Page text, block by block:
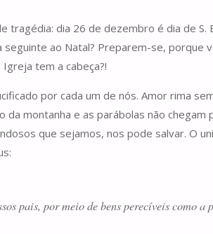
tragédia: dia 26 de dezembro é dia de
ao Natal? Preparem-se, porque
tem a cabeça?!
por cada um de nós. Amor rima
montanha e as parábolas não chegam
que sejamos, nos pode salvar. O
pais, por meio de bens perecíveis como